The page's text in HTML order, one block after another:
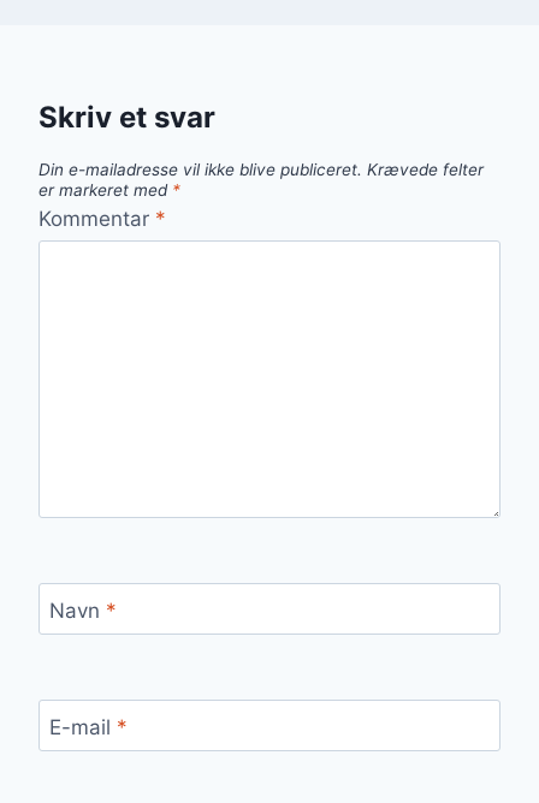
Skriv et svar
Din e-mailadresse vil ikke blive publiceret. Krævede felter
er markeret med *
Kommentar *
Navn *
E-mail *